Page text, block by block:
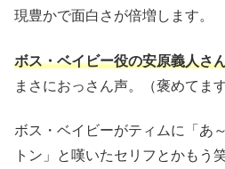
現豊かで面白さが倍増します。
ボス・ベイビー役の安原義人さ
まさにおっさん声。（褒めてます
ボス・ベイビーがティムに「あ
トン」と嘆いたセリフとかもう